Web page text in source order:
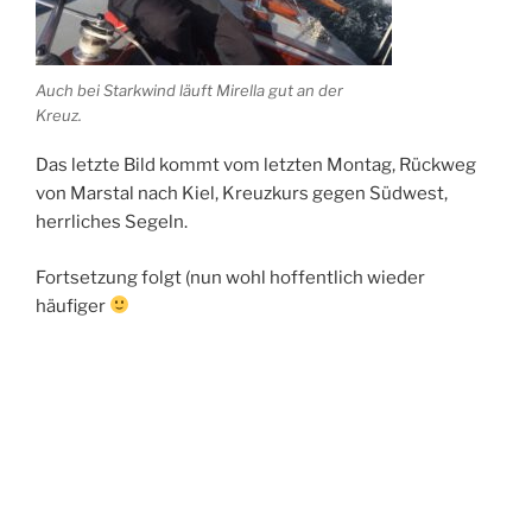
Auch bei Starkwind läuft Mirella gut an der
Kreuz.
Das letzte Bild kommt vom letzten Montag, Rückweg
von Marstal nach Kiel, Kreuzkurs gegen Südwest,
herrliches Segeln.
Fortsetzung folgt (nun wohl hoffentlich wieder
häufiger